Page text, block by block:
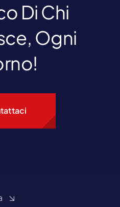
Di Chi
Ogni